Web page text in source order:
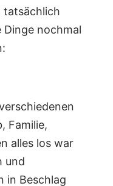
tatsächlich
Dinge nochmal
Familie,
alles los war
und
in Beschlag